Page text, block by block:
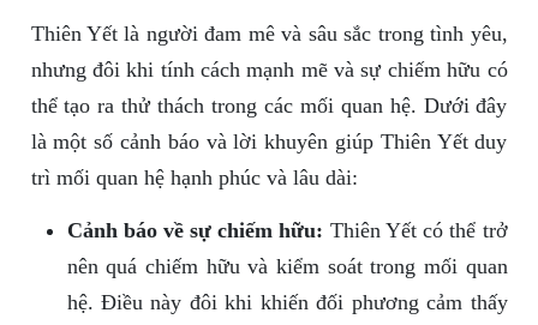
Thiên Yết là người đam mê và sâu sắc trong tình yêu,
nhưng đôi khi tính cách mạnh mẽ và sự chiếm hữu có
thể tạo ra thử thách trong các mối quan hệ. Dưới đây
là một số cảnh báo và lời khuyên giúp Thiên Yết duy
trì mối quan hệ hạnh phúc và lâu dài:
Cảnh báo về sự chiếm hữu: Thiên Yết có thể trở
nên quá chiếm hữu và kiểm soát trong mối quan
hệ. Điều này đôi khi khiến đối phương cảm thấy